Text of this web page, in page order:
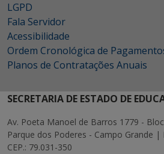
LGPD
Fala Servidor
Acessibilidade
Ordem Cronológica de
Planos de Contratações Anuais
SECRETARIA DE ESTADO DE
Av. Poeta Manoel de Barros 1779 -
Parque dos Poderes - Campo Grande |
CEP.: 79.031-350